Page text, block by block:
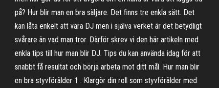
på? Hur blir man en bra säljare. Det finns tre enkla sätt. Det
kan låta enkelt att vara DJ men i själva verket är det betydligt
svårare än vad man tror. Därför skrev vi den här artikeln med
enkla tips till hur man blir DJ. Tips du kan använda idag för att
snabbt få resultat och börja arbeta mot ditt mål. Hur man blir
en bra styvförälder 1 . Klargör din roll som styvförälder med